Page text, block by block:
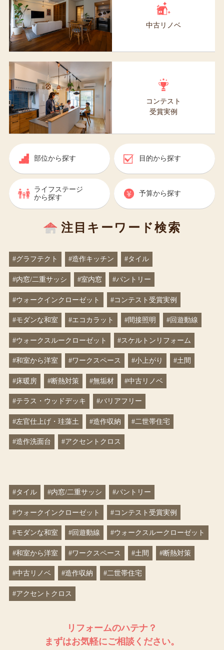
中古リノベ
コンテスト
受賞実例
部位から探す 目的から探す
ライフステージ
から探す
予算から探す
注目キーワード検索
#グラフテクト #造作キッチン #タイル
#内窓/二重サッシ #室内窓 #パントリー
#ウォークインクローゼット #コンテスト受賞実例
#モダンな和室 #エコカラット #間接照明 #回遊動線
#ウォークスルークローゼット #スケルトンリフォーム
#和室から洋室 #ワークスペース #小上がり #土間
#床暖房 #断熱対策 #無垢材 #中古リノベ
#テラス・ウッドデッキ #バリアフリー
#左官仕上げ・珪藻土 #造作収納 #二世帯住宅
#造作洗面台 #アクセントクロス
#タイル #内窓/二重サッシ #パントリー
#ウォークインクローゼット #コンテスト受賞実例
#モダンな和室 #回遊動線 #ウォークスルークローゼット
#和室から洋室 #ワークスペース #土間 #断熱対策
#中古リノベ #造作収納 #二世帯住宅
#アクセントクロス
リフォームのハテナ？
まずはお気軽にご相談ください。